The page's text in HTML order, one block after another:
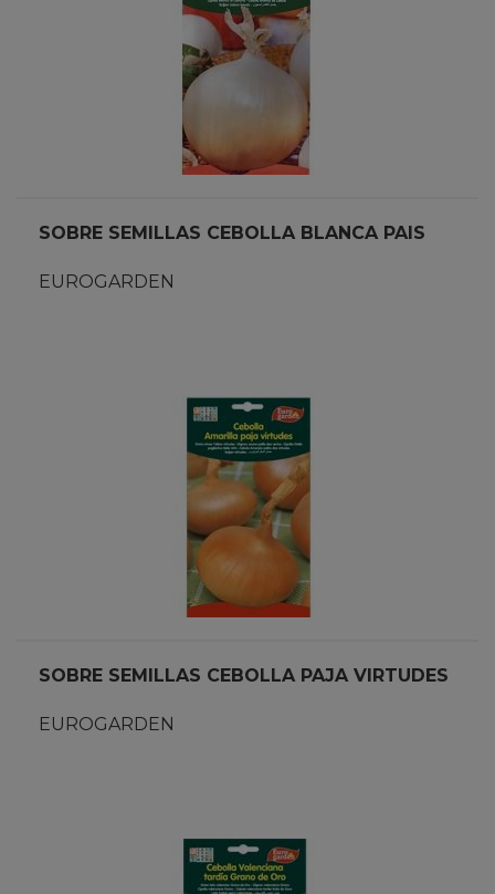
SOBRE SEMILLAS CEBOLLA BLANCA PAIS
EUROGARDEN
SOBRE SEMILLAS CEBOLLA PAJA VIRTUDES
EUROGARDEN